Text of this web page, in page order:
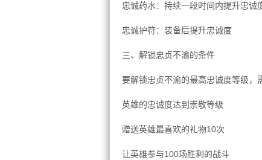
忠诚药水：持续一段时间内提升忠诚
忠诚护符：装备后提升忠诚度
三、解锁忠贞不渝的条件
要解锁忠贞不渝的最高忠诚度等级，
英雄的忠诚度达到崇敬等级
赠送英雄最喜欢的礼物10次
让英雄参与100场胜利的战斗